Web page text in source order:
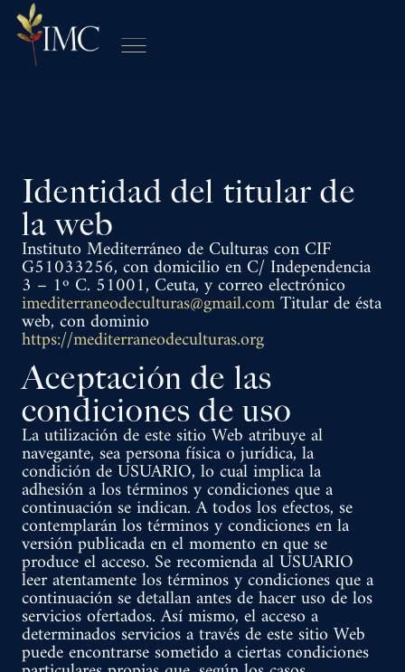
Identidad del titular de
la web
Instituto Mediterráneo de Culturas con CIF
G51033256, con domicilio en C/ Independencia
3 – 1º C. 51001, Ceuta, y correo electrónico
imediterraneodeculturas@gmail.com Titular de ésta
web, con dominio
https://mediterraneodeculturas.org
Aceptación de las
condiciones de uso
La utilización de este sitio Web atribuye al
navegante, sea persona física o jurídica, la
condición de USUARIO, lo cual implica la
adhesión a los términos y condiciones que a
continuación se indican. A todos los efectos, se
contemplarán los términos y condiciones en la
versión publicada en el momento en que se
produce el acceso. Se recomienda al USUARIO
leer atentamente los términos y condiciones que a
continuación se detallan antes de hacer uso de los
servicios ofertados. Así mismo, el acceso a
determinados servicios a través de este sitio Web
puede encontrarse sometido a ciertas condiciones